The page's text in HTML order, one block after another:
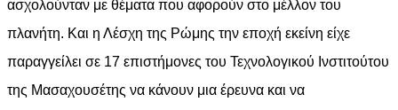
ασχολούνταν με θέματα που αφορούν στο μέλλον του
πλανήτη. Και η Λέσχη της Ρώμης την εποχή εκείνη είχε
παραγγείλει σε 17 επιστήμονες του Τεχνολογικού Ινστιτούτου
της Μασαχουσέτης να κάνουν μια έρευνα και να